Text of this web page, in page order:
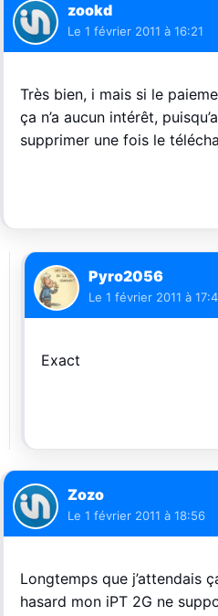
zookd
Le 1 février 2011 à 16:21
Très bien, i mais si le
ça n’a aucun intérêt,
supprimer une fois le
Pyro2056
Le 1 février 2011 à
Exact
Zozo
Le 1 février 2011 à 18:56
Longtemps que j’attendais
hasard mon iPT 2G ne